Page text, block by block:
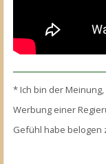
* Ich bin der
Werbung einer
Gefühl habe belogen